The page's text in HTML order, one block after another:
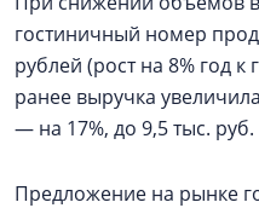
гостиничный номер
рублей (рост на 8% год
ранее выручка
— на 17%, до 9,5 тыс. руб.
Предложение на рынке